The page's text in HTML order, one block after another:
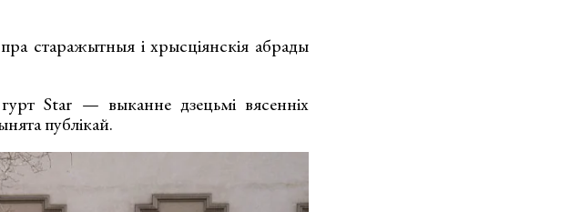
старажытныя і хрысціянскія абрады
Star — выканне дзецьмі вясенніх
публікай.